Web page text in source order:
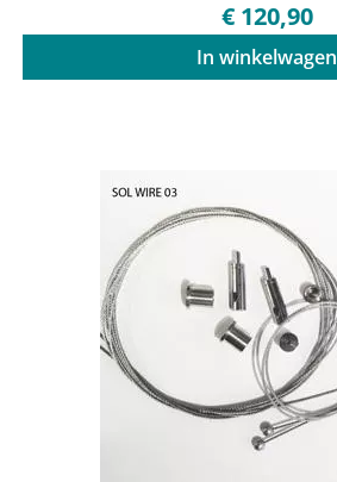
€ 120,90
In winkelwagen